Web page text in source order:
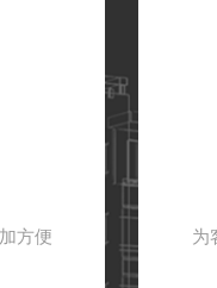
制药技术的发
术有限公司会
发展上走得更
方便
为